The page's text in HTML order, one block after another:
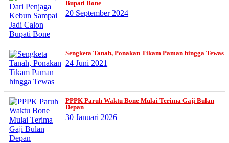
Bupati Bone
20 September 2024
Sengketa Tanah, Ponakan Tikam Paman hingga Tewas
24 Juni 2021
PPPK Paruh Waktu Bone Mulai Terima Gaji Bulan
Depan
30 Januari 2026